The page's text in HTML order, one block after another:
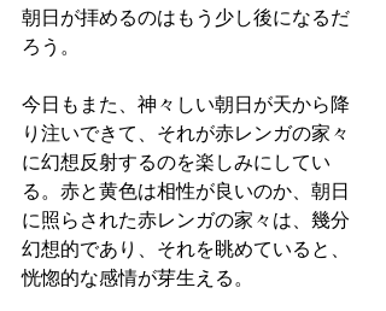
朝日が拝めるのはもう少し後になるだ
ろう。
今日もまた、神々しい朝日が天から降
り注いできて、それが赤レンガの家々
に幻想反射するのを楽しみにしてい
る。赤と黄色は相性が良いのか、朝日
に照らされた赤レンガの家々は、幾分
幻想的であり、それを眺めていると、
恍惚的な感情が芽生える。